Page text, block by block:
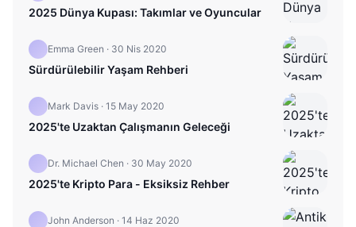
2025 Dünya Kupası: Takımlar ve Oyuncular
Emma Green · 30 Nis 2020
Sürdürülebilir Yaşam Rehberi
Mark Davis · 15 May 2020
2025'te Uzaktan Çalışmanın Geleceği
Dr. Michael Chen · 30 May 2020
2025'te Kripto Para - Eksiksiz Rehber
John Anderson · 14 Haz 2020